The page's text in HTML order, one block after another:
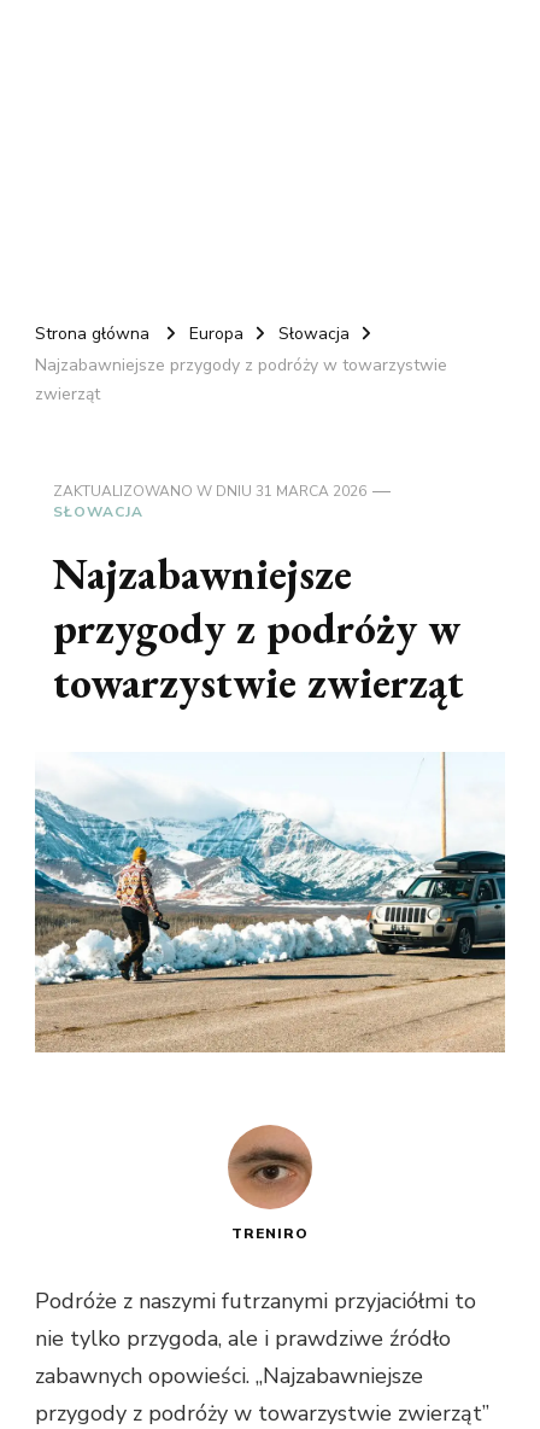
Strona główna Europa
Słowacja
Najzabawniejsze przygody z podróży w towarzystwie
zwierząt
ZAKTUALIZOWANO W DNIU 31 MARCA 2026
SŁOWACJA
Najzabawniejsze
przygody z podróży w
towarzystwie zwierząt
TRENIRO
Podróże z naszymi futrzanymi przyjaciółmi to
nie tylko przygoda, ale i prawdziwe źródło
zabawnych opowieści. „Najzabawniejsze
przygody z podróży w towarzystwie zwierząt”